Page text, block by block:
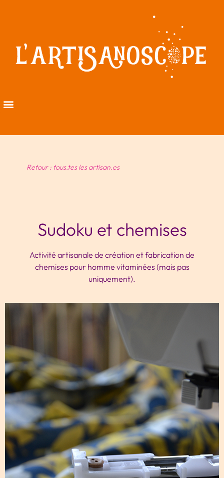
Retour : tous.tes les artisan.es
Sudoku et chemises
Activité artisanale de création et fabrication de
chemises pour homme vitaminées (mais pas
uniquement).